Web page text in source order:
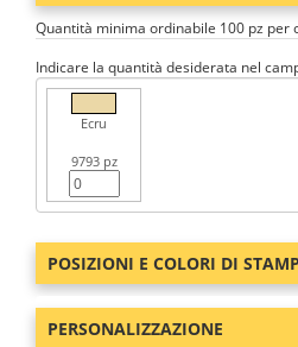
Quantità minima ordinabile 100 pz per
Indicare la quantità desiderata nel
Ecru
9793 pz
POSIZIONI E COLORI DI
PERSONALIZZAZIONE